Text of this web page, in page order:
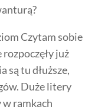
Czytam sobie
już
są tu dłuższe,
Duże litery
w ramkach